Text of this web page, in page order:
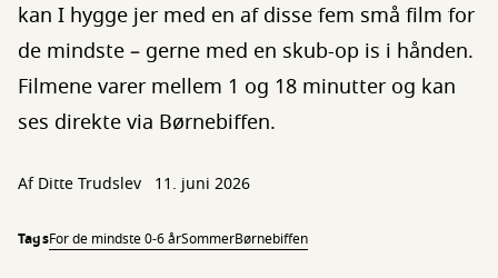
kan I hygge jer med en af disse fem små film for
de mindste – gerne med en skub-op is i hånden.
Filmene varer mellem 1 og 18 minutter og kan
ses direkte via Børnebiffen.
AfDitte Trudslev 11. juni 2026
TagsFor de mindste 0-6 årSommerBørnebiffen